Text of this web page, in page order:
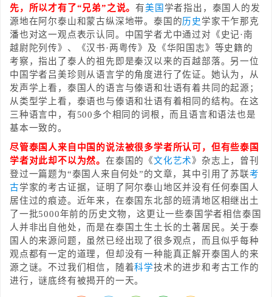
先，所以才有了“兄弟”之说。有美国 学者指出，泰国人的发
源地在阿尔泰山和蒙古纵深地带。泰国的历史 学家干乍那克
潘也对这一观点表示认同。中国学者尤中通过对《史记·南
越尉陀列传》、《汉书·两粤传》及《华阳国志》等史籍的
考察，指出了泰人的祖先即是秦汉以来的百越部落。另一位
中国学者吕美珍则从语言学的角度进行了佐证。她认为，从
发声学上看，泰国人的语言与傣语和壮语有着共同的起源；
从类型学上看，泰语也与傣语和壮语有着相同的结构。在这
三种语言中，有500多个相同的词根，而且语言和语法也是
基本一致的。
尽管泰国人来自中国的说法被很多学者所认可，但有些泰国
学者对此却不以为然。在泰国的《文化艺术》杂志上，曾刊
登过一篇题为“泰国人来自何处”的文章，其中引用了苏联考
古学家的考古证据，证明了阿尔泰山地区并没有任何泰国人
居住过的痕迹。近年来，在泰国东北部的班清地区相继出土
了一批5000年前的历史文物，这更让一些泰国学者相信泰国
人并非出自他处，而是在泰国土生土长的土著居民。关于泰
国人的来源问题，虽然已经出现了很多观点，而且似乎每种
观点都有一定的道理，但却没有一种能真正解开泰国人的来
源之谜。不过我们相信，随着科学技术的进步和考古工作的
进行，谜底终有被揭开的一天。